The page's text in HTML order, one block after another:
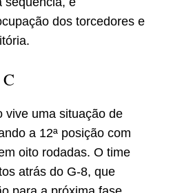
dos torcedores e
vive uma situação de
a 12ª posição com
oito rodadas. O time
atrás do G-8, que